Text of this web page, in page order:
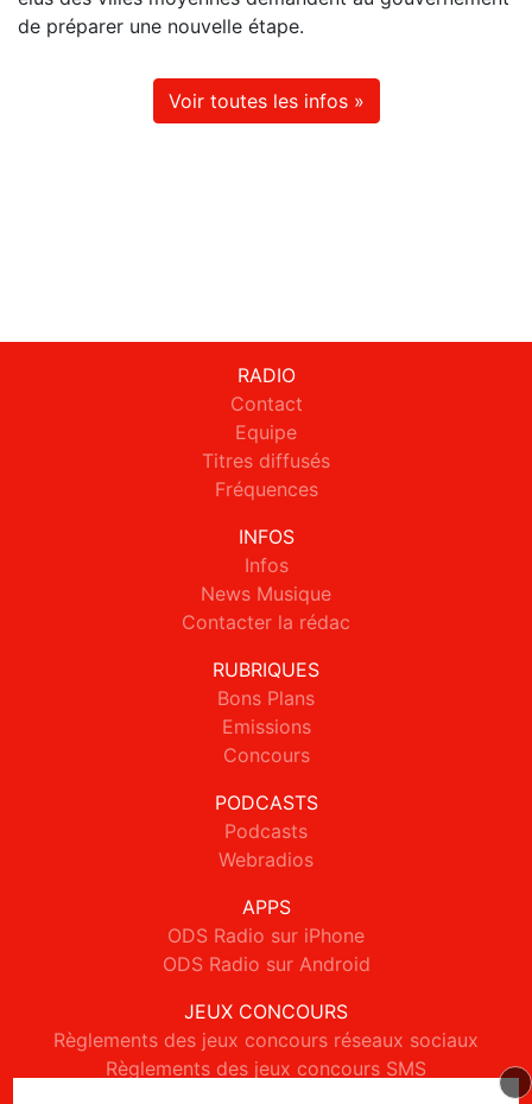
de préparer une nouvelle étape.
Voir toutes les infos »
RADIO
Contact
Equipe
Titres diffusés
Fréquences
INFOS
Infos
News Musique
Contacter la rédac
RUBRIQUES
Bons Plans
Emissions
Concours
PODCASTS
Podcasts
Webradios
APPS
ODS Radio sur iPhone
ODS Radio sur Android
JEUX CONCOURS
Règlements des jeux concours réseaux sociaux
Règlements des jeux concours SMS